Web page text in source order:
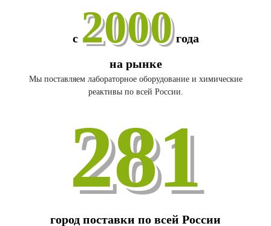
с 2000года
на рынке
Мы поставляем лабораторное оборудование и химические
реактивы по всей России.
281
город поставки по всей России